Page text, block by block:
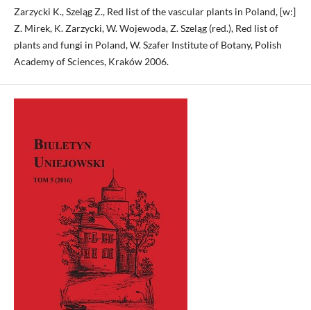
Zarzycki K., Szeląg Z., Red list of the vascular plants in Poland, [w:]
Z. Mirek, K. Zarzycki, W. Wojewoda, Z. Szeląg (red.), Red list of
plants and fungi in Poland, W. Szafer Institute of Botany, Polish
Academy of Sciences, Kraków 2006.